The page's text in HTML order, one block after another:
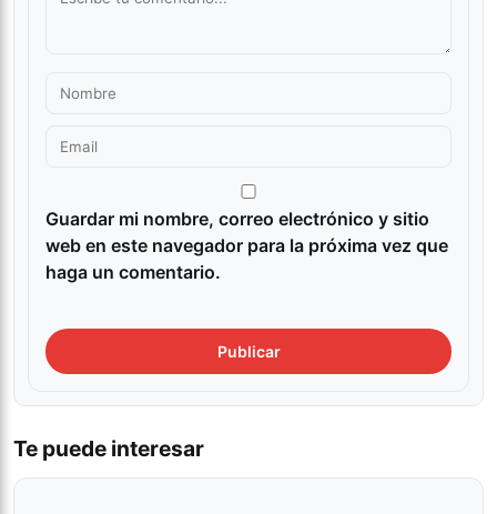
Guardar mi nombre, correo electrónico y sitio
web en este navegador para la próxima vez que
haga un comentario.
Te puede interesar